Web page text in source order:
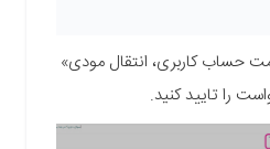
حساب کاربری، انتقال مودی»
را تایید کنید.